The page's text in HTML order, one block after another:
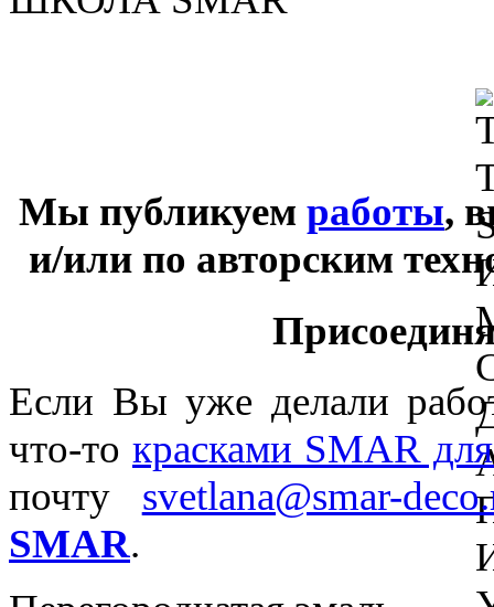
Мы публикуем работы,
и/или по авторским
Если Вы уже делали
что-то красками SMAR
почту svetlana@smar-
SMAR.